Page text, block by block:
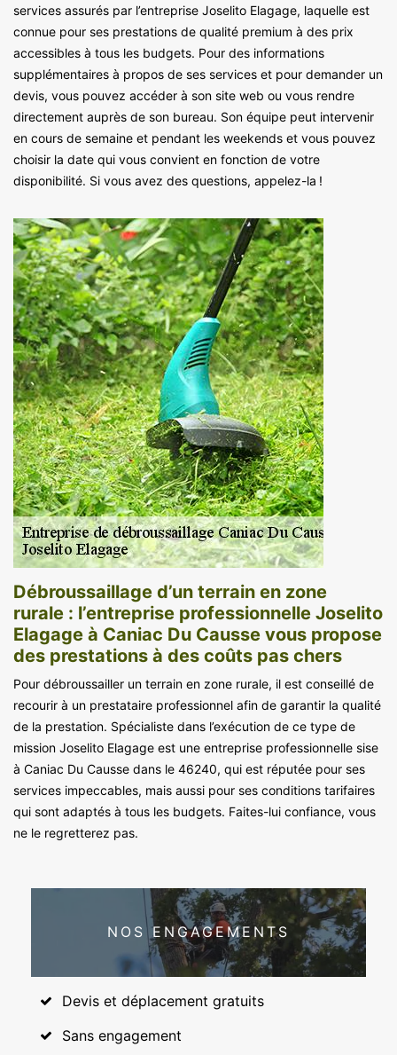
services assurés par l’entreprise Joselito Elagage, laquelle est
connue pour ses prestations de qualité premium à des prix
accessibles à tous les budgets. Pour des informations
supplémentaires à propos de ses services et pour demander un
devis, vous pouvez accéder à son site web ou vous rendre
directement auprès de son bureau. Son équipe peut intervenir
en cours de semaine et pendant les weekends et vous pouvez
choisir la date qui vous convient en fonction de votre
disponibilité. Si vous avez des questions, appelez-la !
Débroussaillage d’un terrain en zone
rurale : l’entreprise professionnelle Joselito
Elagage à Caniac Du Causse vous propose
des prestations à des coûts pas chers
Pour débroussailler un terrain en zone rurale, il est conseillé de
recourir à un prestataire professionnel afin de garantir la qualité
de la prestation. Spécialiste dans l’exécution de ce type de
mission Joselito Elagage est une entreprise professionnelle sise
à Caniac Du Causse dans le 46240, qui est réputée pour ses
services impeccables, mais aussi pour ses conditions tarifaires
qui sont adaptés à tous les budgets. Faites-lui confiance, vous
ne le regretterez pas.
NOS ENGAGEMENTS
Devis et déplacement gratuits
Sans engagement